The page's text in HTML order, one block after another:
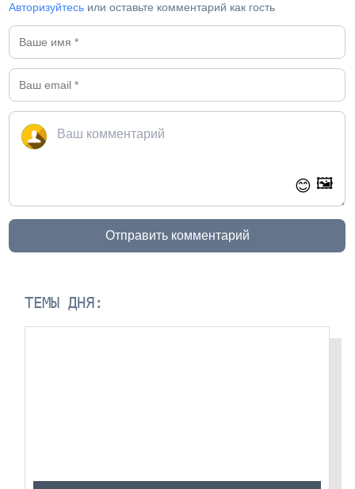
Авторизуйтесь или оставьте комментарий как гость
😊 🖼️
Отправить комментарий
ТЕМЫ ДНЯ: